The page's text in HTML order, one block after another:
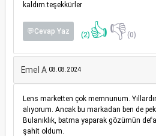
kaldım.teşekkürler
💬Cevap Yaz (2) 👍👎(0)
Emel A 08.08.2024
Lens marketten çok memnunum.
alıyorum. Ancak bu markadan ben de
Bulanıklık, batma yaparak gözümün
şahit oldum.